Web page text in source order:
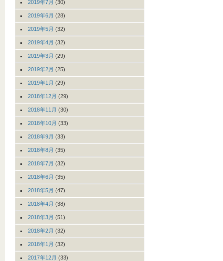
2019年7月 (30)
2019年6月 (28)
2019年5月 (32)
2019年4月 (32)
2019年3月 (29)
2019年2月 (25)
2019年1月 (29)
2018年12月 (29)
2018年11月 (30)
2018年10月 (33)
2018年9月 (33)
2018年8月 (35)
2018年7月 (32)
2018年6月 (35)
2018年5月 (47)
2018年4月 (38)
2018年3月 (51)
2018年2月 (32)
2018年1月 (32)
2017年12月 (33)